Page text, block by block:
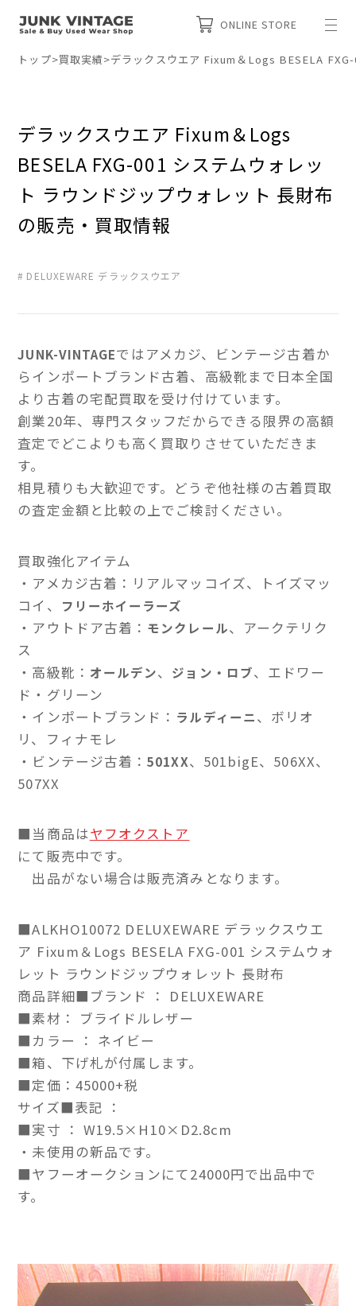
ONLINE STORE
トップ>買取実績>デラックスウエア Fixum＆Logs BESELA
デラックスウエア Fixum＆Logs
BESELA FXG-001 システムウォレッ
ト ラウンドジップウォレット 長財布
の販売・買取情報
DELUXEWARE デラックスウエア
JUNK-VINTAGEではアメカジ、ビンテージ古着か
らインポートブランド古着、高級靴まで日本全国
より古着の宅配買取を受け付けています。
創業20年、専門スタッフだからできる限界の高額
査定でどこよりも高く買取りさせていただきま
す。
相見積りも大歓迎です。どうぞ他社様の古着買取
の査定金額と比較の上でご検討ください。
買取強化アイテム
・アメカジ古着：リアルマッコイズ、トイズマッ
コイ、
フリーホイーラーズ
・アウトドア古着： モンクレール、アークテリク
ス
・高級靴： オールデン、 ジョン・ロブ、エドワー
ド・グリーン
・インポートブランド： ラルディーニ、ボリオ
リ、フィナモレ
・ビンテージ古着：501XX、501bigE、506XX、
507XX
■当商品はヤフオクストア
にて販売中です。
出品がない場合は販売済みとなります。
■ALKHO10072 DELUXEWARE デラックスウエ
ア Fixum＆Logs BESELA FXG-001 システムウォ
レット ラウンドジップウォレット 長財布
商品詳細■ブランド ： DELUXEWARE
■素材： ブライドルレザー
■カラー ： ネイビー
■箱、下げ札が付属します。
■定価：45000+税
サイズ■表記 ：
■実寸 ： W19.5×H10×D2.8cm
・未使用の新品です。
■ヤフーオークションにて24000円で出品中で
す。